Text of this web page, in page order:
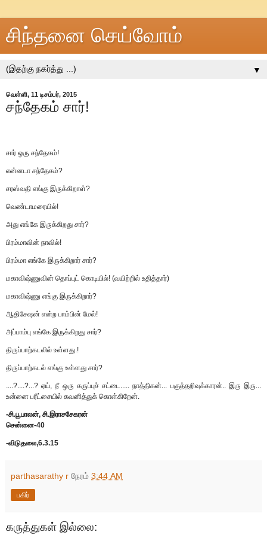
சிந்தனை செய்வோம்
▼
வெள்ளி, 11 டிசம்பர், 2015
சந்தேகம் சார்!
சார் ஒரு சந்தேகம்!
என்னடா சந்தேகம்?
சரஸ்வதி எங்கு இருக்கிறாள்?
வெண்டாமரையில்!
அது எங்கே இருக்கிறது சார்?
பிரம்மாவின் நாவில்!
பிரம்மா எங்கே இருக்கிறார் சார்?
மகாவிஷ்ணுவின் தொப்புட் கொடியில்! (வயிற்றில் உதித்தார்)
மகாவிஷ்ணு எங்கு இருக்கிறார்?
ஆதிசேஷன் என்ற பாம்பின் மேல்!
அப்பாம்பு எங்கே இருக்கிறது சார்?
திருப்பாற்கடலில் உள்ளது.!
திருப்பாற்கடல் எங்கு உள்ளது சார்?
....?....?...? ஏய், நீ ஒரு கருப்புச் சட்டை..... நாத்திகன்... பகுத்தறிவுக்காரன்.. இரு இரு...
உன்னை பரீட்சையில் கவனித்துக் கொள்கிறேன்.
-சி.பூபாலன், சி.இராசசேகரன்
சென்னை-40
-விடுதலை,6.3.15
parthasarathy r நேரம் 3:44 AM
பகிர்
கருத்துகள் இல்லை: